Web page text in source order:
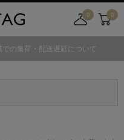
0
舗
カ
0
の集荷・配送遅延について